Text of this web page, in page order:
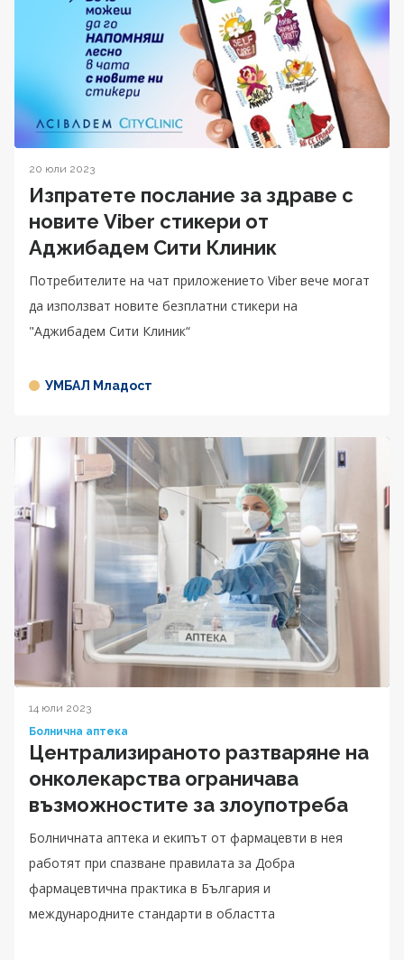
20 юли 2023
Изпратете послание за здраве с
новите Viber стикери от
Аджибадем Сити Клиник
Потребителите на чат приложението Viber вече могат
да използват новите безплатни стикери на
"Аджибадем Сити Клиник“
УМБАЛ Младост
14 юли 2023
Болнична аптека
Централизираното разтваряне на
онколекарства ограничава
възможностите за злоупотреба
Болничната аптека и екипът от фармацевти в нея
работят при спазване правилата за Добра
фармацевтична практика в България и
международните стандарти в областта